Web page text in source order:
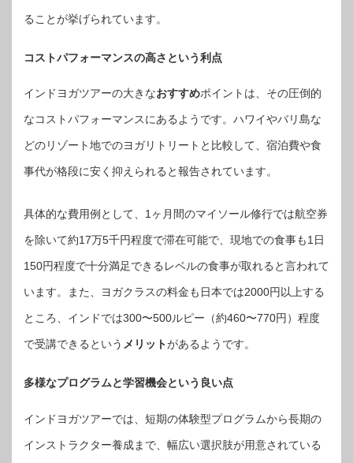
ることが挙げられています。
コストパフォーマンスの高さという利点
インドヨガツアーの大きなおすすめポイントは、その圧倒的
なコストパフォーマンスにあるようです。ハワイやバリ島な
どのリゾート地でのヨガリトリートと比較して、宿泊費や食
事代が格段に安く抑えられると報告されています。
具体的な費用例として、1ヶ月間のマイソール修行では航空券
を除いて約17万5千円程度で滞在可能で、現地での食事も1日
150円程度で十分満足できるレベルの食事が取れると言われて
います。また、ヨガクラスの料金も日本では2000円以上する
ところ、インドでは300〜500ルピー（約460〜770円）程度
で受講できるという メリットがあるようです。
多様なプログラムと学習機会という良い点
インドヨガツアーでは、短期の体験型プログラムから長期の
インストラクター養成まで、幅広い選択肢が用意されている